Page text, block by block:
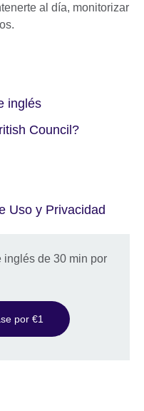
al día, monitorizar
inglés
Council?
Uso y Privacidad
inglés de 30 min por
por €1